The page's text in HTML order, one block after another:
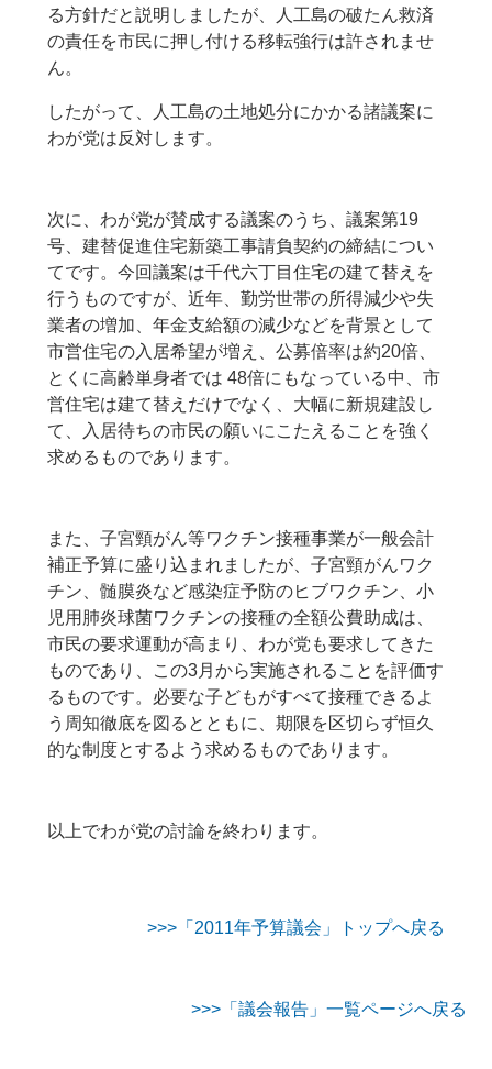
る方針だと説明しましたが、人工島の破たん救済
の責任を市民に押し付ける移転強行は許されませ
ん。
したがって、人工島の土地処分にかかる諸議案に
わが党は反対します。
次に、わが党が賛成する議案のうち、議案第19
号、建替促進住宅新築工事請負契約の締結につい
てです。今回議案は千代六丁目住宅の建て替えを
行うものですが、近年、勤労世帯の所得減少や失
業者の増加、年金支給額の減少などを背景として
市営住宅の入居希望が増え、公募倍率は約20倍、
とくに高齢単身者では 48倍にもなっている中、市
営住宅は建て替えだけでなく、大幅に新規建設し
て、入居待ちの市民の願いにこたえることを強く
求めるものであります。
また、子宮頸がん等ワクチン接種事業が一般会計
補正予算に盛り込まれましたが、子宮頸がんワク
チン、髄膜炎など感染症予防のヒブワクチン、小
児用肺炎球菌ワクチンの接種の全額公費助成は、
市民の要求運動が高まり、わが党も要求してきた
ものであり、この3月から実施されることを評価す
るものです。必要な子どもがすべて接種できるよ
う周知徹底を図るとともに、期限を区切らず恒久
的な制度とするよう求めるものであります。
以上でわが党の討論を終わります。
>>>「2011年予算議会」トップへ戻る
>>>「議会報告」一覧ページへ戻る